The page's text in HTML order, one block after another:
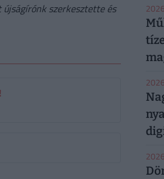
szerkesztette és